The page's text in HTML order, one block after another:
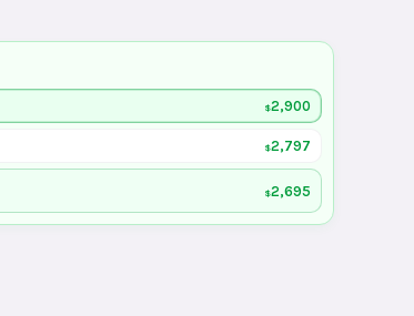
$2,900
$2,797
$2,695